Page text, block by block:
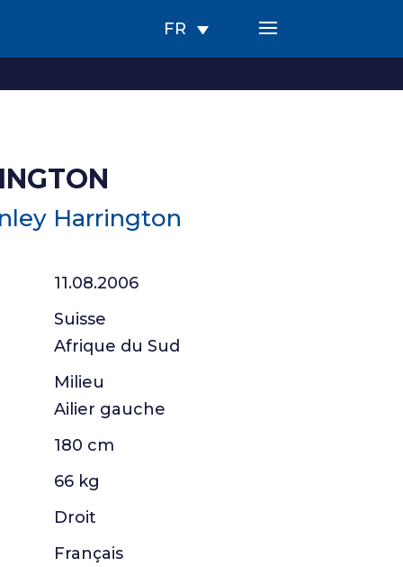
FR
Harrington
11.08.2006
Suisse
Afrique du Sud
Milieu
Ailier gauche
180 cm
66 kg
Droit
Français